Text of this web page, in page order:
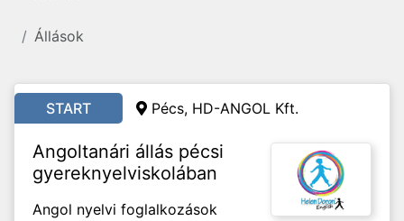
Állások
START Pécs, HD-ANGOL Kft.
Angoltanári állás pécsi
gyereknyelviskolában
Angol nyelvi foglalkozások